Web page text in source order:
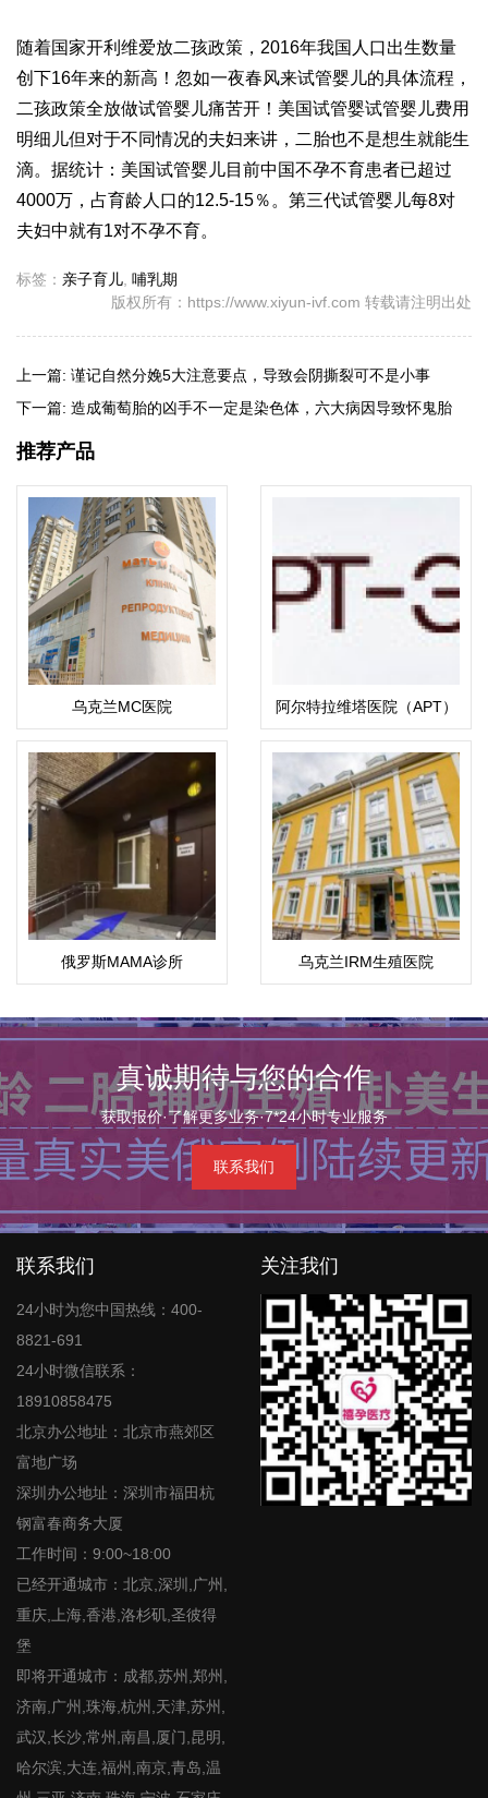
随着国家开利维爱放二孩政策，2016年我国人口出生数量
创下16年来的新高！忽如一夜春风来试管婴儿的具体流程 ，
二孩政策全放做试管婴儿痛苦开！美国试管婴试管婴儿费用
明细 儿但对于不同情况的夫妇来讲，二胎也不是想生就能生
滴。据统计：美国试管婴儿目前中国不孕不育患者已超过
4000万，占育龄人口的12.5-15％。 第三代试管婴儿每8对
夫妇中就有1对不孕不育。
标签： 亲子育儿, 哺乳期
版权所有：https://www.xiyun-ivf.com 转载请注明出处
上一篇: 谨记自然分娩5大注意要点，导致会阴撕裂可不是小事
下一篇: 造成葡萄胎的凶手不一定是染色体，六大病因导致怀鬼胎
推荐产品
乌克兰MC医院
阿尔特拉维塔医院（APT）
ART-ECO
俄罗斯MAMA诊所 乌克兰IRM生殖医院
真诚期待与您的合作
获取报价·了解更多业务·7*24小时专业服务
联系我们
联系我们
24小时为您中国热线：400-
8821-691
24小时微信联系：
18910858475
北京办公地址：北京市燕郊区
富地广场
深圳办公地址：深圳市福田杭
钢富春商务大厦
工作时间：9:00~18:00
已经开通城市：北京,深圳,广州,
重庆,上海,香港,洛杉矶,圣彼得
堡
即将开通城市：成都,苏州,郑州,
济南,广州,珠海,杭州,天津,苏州,
武汉,长沙,常州,南昌,厦门,昆明,
哈尔滨,大连,福州,南京,青岛,温
关注我们